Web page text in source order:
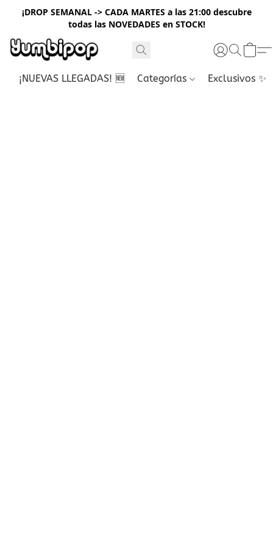
¡DROP SEMANAL -> CADA MARTES a las 21:00 descubre
todas las NOVEDADES en STOCK!
¡NUEVAS LLEGADAS! 🆕 Categorías Exclusivos ✨